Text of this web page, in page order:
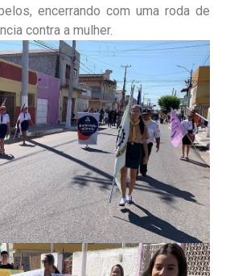
encerrando com uma roda de
contra a mulher.